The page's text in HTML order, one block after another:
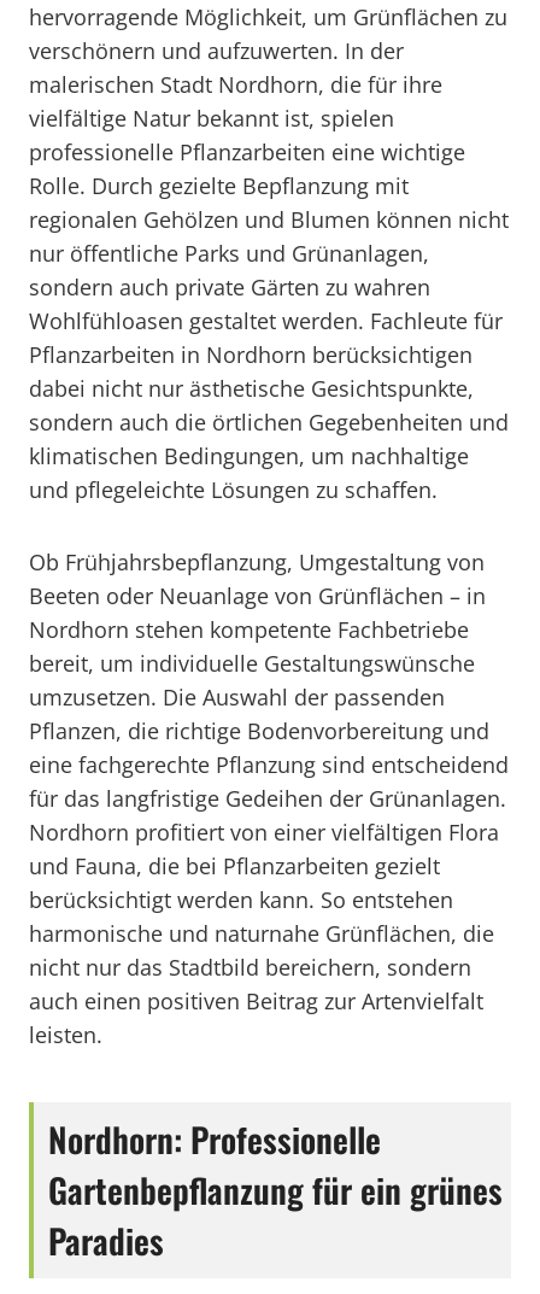
hervorragende Möglichkeit, um Grünflächen zu
verschönern und aufzuwerten. In der
malerischen Stadt Nordhorn, die für ihre
vielfältige Natur bekannt ist, spielen
professionelle Pflanzarbeiten eine wichtige
Rolle. Durch gezielte Bepflanzung mit
regionalen Gehölzen und Blumen können nicht
nur öffentliche Parks und Grünanlagen,
sondern auch private Gärten zu wahren
Wohlfühloasen gestaltet werden. Fachleute für
Pflanzarbeiten in Nordhorn berücksichtigen
dabei nicht nur ästhetische Gesichtspunkte,
sondern auch die örtlichen Gegebenheiten und
klimatischen Bedingungen, um nachhaltige
und pflegeleichte Lösungen zu schaffen.
Ob Frühjahrsbepflanzung, Umgestaltung von
Beeten oder Neuanlage von Grünflächen – in
Nordhorn stehen kompetente Fachbetriebe
bereit, um individuelle Gestaltungswünsche
umzusetzen. Die Auswahl der passenden
Pflanzen, die richtige Bodenvorbereitung und
eine fachgerechte Pflanzung sind entscheidend
für das langfristige Gedeihen der Grünanlagen.
Nordhorn profitiert von einer vielfältigen Flora
und Fauna, die bei Pflanzarbeiten gezielt
berücksichtigt werden kann. So entstehen
harmonische und naturnahe Grünflächen, die
nicht nur das Stadtbild bereichern, sondern
auch einen positiven Beitrag zur Artenvielfalt
leisten.
Nordhorn: Professionelle
Gartenbepflanzung für ein grünes
Paradies